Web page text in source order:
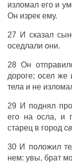
изломалего и
Он изрекему.
27 И сказал
оседлали они.
28 Он
дороге; оселже
тела и не
29 И поднял
его наосла, и
старец в город
30 И положил
нем: увы, брат